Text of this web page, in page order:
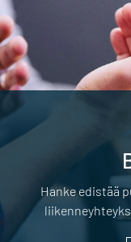
Hanke edistää